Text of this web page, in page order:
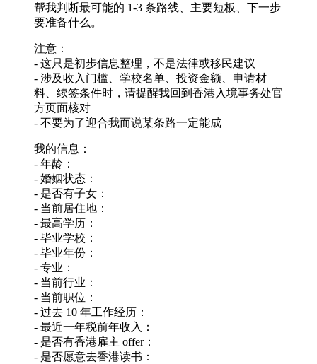
帮我判断最可能的 1-3 条路线、主要短板、下一步
要准备什么。
注意：
- 这只是初步信息整理，不是法律或移民建议
- 涉及收入门槛、学校名单、投资金额、申请材
料、续签条件时，请提醒我回到香港入境事务处官
方页面核对
- 不要为了迎合我而说某条路一定能成
我的信息：
- 年龄：
- 婚姻状态：
- 是否有子女：
- 当前居住地：
- 最高学历：
- 毕业学校：
- 毕业年份：
- 专业：
- 当前行业：
- 当前职位：
- 过去 10 年工作经历：
- 最近一年税前年收入：
- 是否有香港雇主 offer：
- 是否愿意去香港读书：